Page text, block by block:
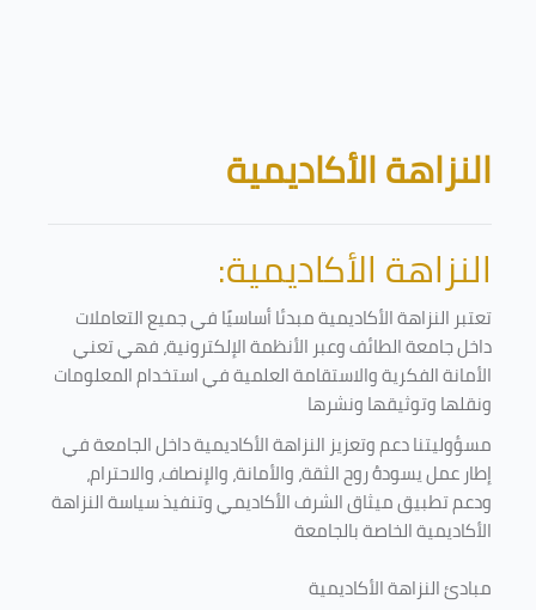
الكتل
النزاهة الأكاديمية
النزاهة الأكاديمية:
تعتبر النزاهة الأكاديمية مبدئا أساسيًا في جميع التعاملات
داخل جامعة الطائف وعبر الأنظمة الإلكترونية، فهي تعني
الأمانة الفكرية والاستقامة العلمية في استخدام المعلومات
ونقلها وتوثيقها ونشرها
مسؤوليتنا دعم وتعزيز النزاهة الأكاديمية داخل الجامعة في
إطار عمل يسودهُ روح الثقة، والأمانة، والإنصاف، والاحترام،
ودعم تطبيق ميثاق الشرف الأكاديمي وتنفيذ سياسة النزاهة
الأكاديمية الخاصة بالجامعة
مبادئ النزاهة الأكاديمية